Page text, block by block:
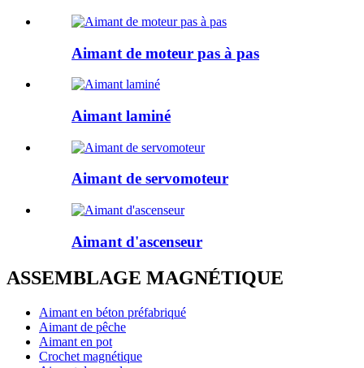
Aimant de moteur pas à pas
Aimant laminé
Aimant de servomoteur
Aimant d'ascenseur
ASSEMBLAGE MAGNÉTIQUE
Aimant en béton préfabriqué
Aimant de pêche
Aimant en pot
Crochet magnétique